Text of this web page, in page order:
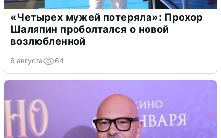
«Четырех мужей потеряла»: Прохор
Шаляпин проболтался о новой
возлюбленной
6 августа 64